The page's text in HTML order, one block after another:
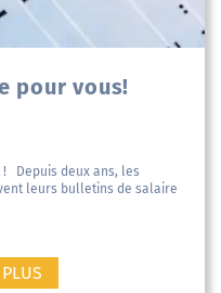
pour vous!
! Depuis deux ans, les
leurs bulletins de salaire